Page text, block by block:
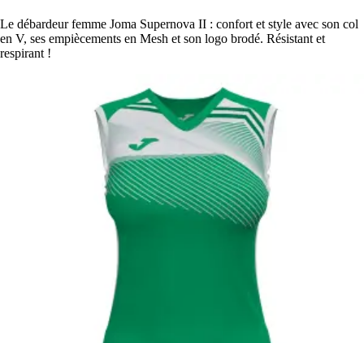
Le débardeur femme Joma Supernova II : confort et style avec son col
en V, ses empiècements en Mesh et son logo brodé. Résistant et
respirant !